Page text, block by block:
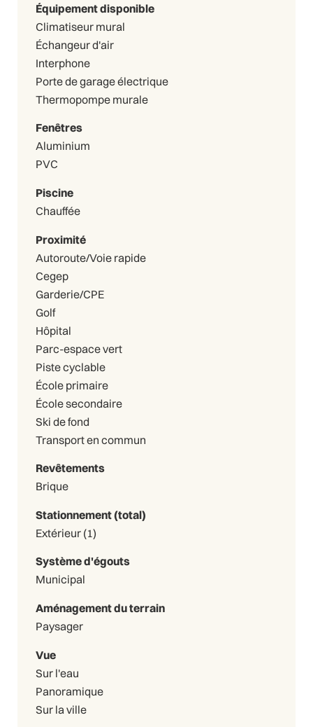
Équipement disponible
Climatiseur mural
Échangeur d'air
Interphone
Porte de garage électrique
Thermopompe murale
Fenêtres
Aluminium
PVC
Piscine
Chauffée
Proximité
Autoroute/Voie rapide
Cegep
Garderie/CPE
Golf
Hôpital
Parc-espace vert
Piste cyclable
École primaire
École secondaire
Ski de fond
Transport en commun
Revêtements
Brique
Stationnement (total)
Extérieur (1)
Système d'égouts
Municipal
Aménagement du terrain
Paysager
Vue
Sur l'eau
Panoramique
Sur la ville